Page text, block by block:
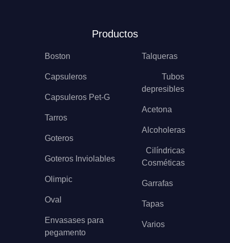
Productos
Boston
Capsuleros
Capsuleros Pet-G
Tarros
Goteros
Goteros Inviolables
Olimpic
Oval
Envasases para
pegamento
Talqueras
Tubos
depresibles
Acetona
Alcoholeras
Cilíndricas
Cosméticas
Garrafas
Tapas
Varios